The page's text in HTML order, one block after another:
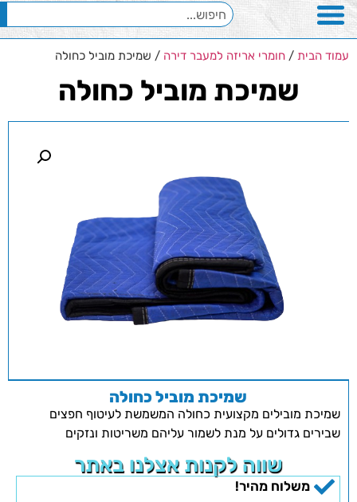
עמוד הבית / חומרי אריזה למעבר דירה / שמיכת מוביל כחולה
שמיכת מוביל כחולה
שמיכת מוביל כחולה
שמיכת מובילים מקצועית כחולה המשמשת לעיטוף חפצים
שבירים גדולים על מנת לשמור עליהם משריטות ונזקים
שווה לקנות אצלנו באתר
משלוח מהיר!